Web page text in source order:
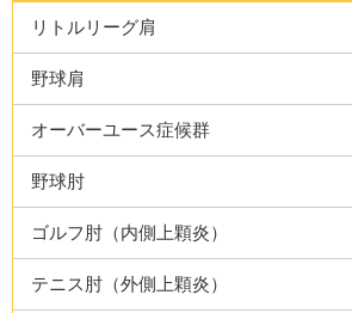
リトルリーグ肩
野球肩
オーバーユース症候群
野球肘
ゴルフ肘（内側上顆炎）
テニス肘（外側上顆炎）